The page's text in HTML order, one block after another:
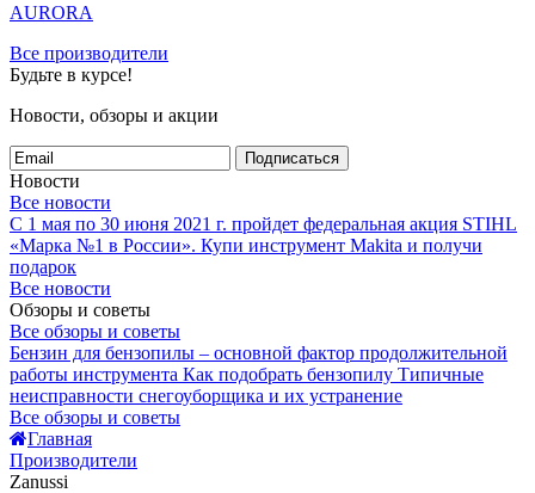
AURORA
Все производители
Будьте в курсе!
Новости, обзоры и акции
Подписаться
Новости
Все новости
С 1 мая по 30 июня 2021 г. пройдет федеральная акция STIHL
«Марка №1 в России». Купи инструмент Makita и получи
подарок
Все новости
Обзоры и советы
Все обзоры и советы
Бензин для бензопилы – основной фактор продолжительной
работы инструмента Как подобрать бензопилу Типичные
неисправности снегоуборщика и их устранение
Все обзоры и советы
Главная
Производители
Zanussi